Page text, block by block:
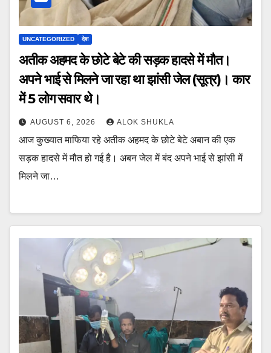
UNCATEGORIZED देश
अतीक अहमद के छोटे बेटे की सड़क हादसे में मौत।
अपने भाई से मिलने जा रहा था झांसी जेल (सूत्र)। कार
में 5 लोग सवार थे।
AUGUST 6, 2026 ALOK SHUKLA
आज कुख्यात माफिया रहे अतीक अहमद के छोटे बेटे अबान की एक
सड़क हादसे में मौत हो गई है। अबन जेल में बंद अपने भाई से झांसी में
मिलने जा…